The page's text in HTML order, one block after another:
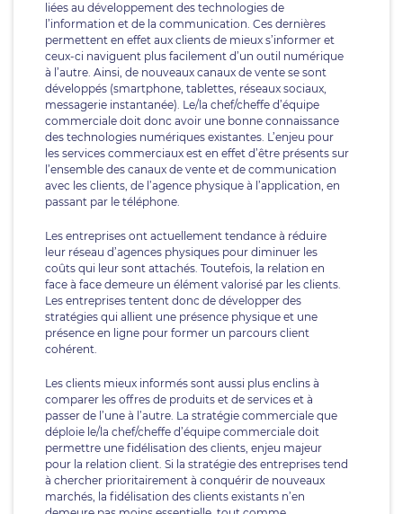
liées au développement des technologies de
l’information et de la communication. Ces dernières
permettent en effet aux clients de mieux s’informer et
ceux-ci naviguent plus facilement d’un outil numérique
à l’autre. Ainsi, de nouveaux canaux de vente se sont
développés (smartphone, tablettes, réseaux sociaux,
messagerie instantanée). Le/la chef/cheffe d’équipe
commerciale doit donc avoir une bonne connaissance
des technologies numériques existantes. L’enjeu pour
les services commerciaux est en effet d’être présents sur
l’ensemble des canaux de vente et de communication
avec les clients, de l’agence physique à l’application, en
passant par le téléphone.
Les entreprises ont actuellement tendance à réduire
leur réseau d’agences physiques pour diminuer les
coûts qui leur sont attachés. Toutefois, la relation en
face à face demeure un élément valorisé par les clients.
Les entreprises tentent donc de développer des
stratégies qui allient une présence physique et une
présence en ligne pour former un parcours client
cohérent.
Les clients mieux informés sont aussi plus enclins à
comparer les offres de produits et de services et à
passer de l’une à l’autre. La stratégie commerciale que
déploie le/la chef/cheffe d’équipe commerciale doit
permettre une fidélisation des clients, enjeu majeur
pour la relation client. Si la stratégie des entreprises tend
à chercher prioritairement à conquérir de nouveaux
marchés, la fidélisation des clients existants n’en